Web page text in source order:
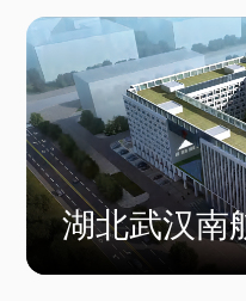
湖北武汉南
楼工程